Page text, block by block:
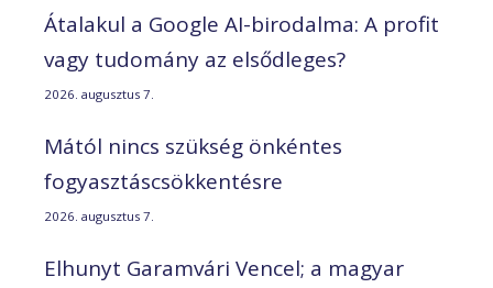
Átalakul a Google AI-birodalma: A profit
vagy tudomány az elsődleges?
2026. augusztus 7.
Mától nincs szükség önkéntes
fogyasztáscsökkentésre
2026. augusztus 7.
Elhunyt Garamvári Vencel; a magyar